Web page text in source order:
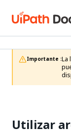
Importante :La
Utilizar